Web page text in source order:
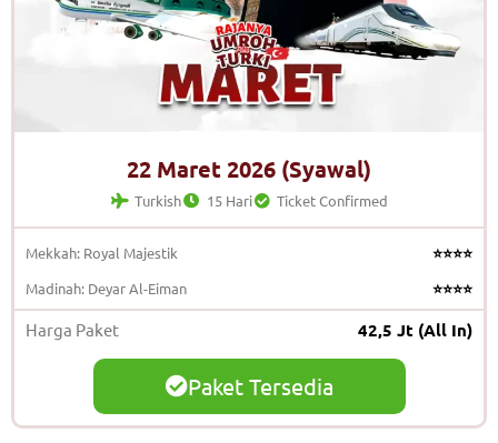
22 Maret 2026 (Syawal)
Turkish 15 Hari Ticket Confirmed
Mekkah: Royal Majestik
⭐⭐⭐⭐
Madinah: Deyar Al-Eiman
⭐⭐⭐⭐
Harga Paket 42,5 Jt (All In)
Paket Tersedia